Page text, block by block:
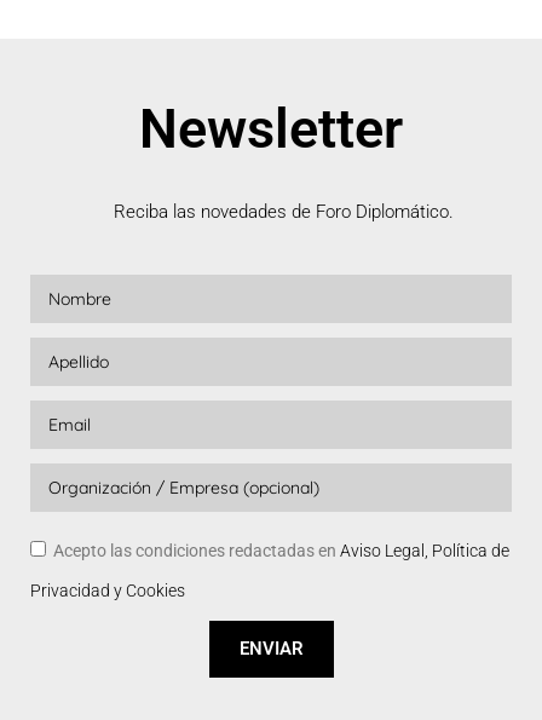
Newsletter
Reciba las novedades de Foro Diplomático.
Acepto las condiciones redactadas en Aviso Legal, Política de
Privacidad y Cookies
ENVIAR